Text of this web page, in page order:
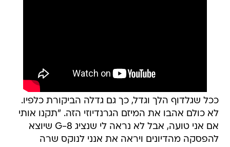
ככל שגלדוף הלך וגדל, כך גם גדלה הביקורת כלפיו.
לא כולם אהבו את המיזם הגרנדיוזי הזה. "תקנו אותי
אם אני טועה, אבל לא נראה לי שנציג G-8 שיוצא
להפסקה מהדיונים ויראה את אנני לנוקס שרה